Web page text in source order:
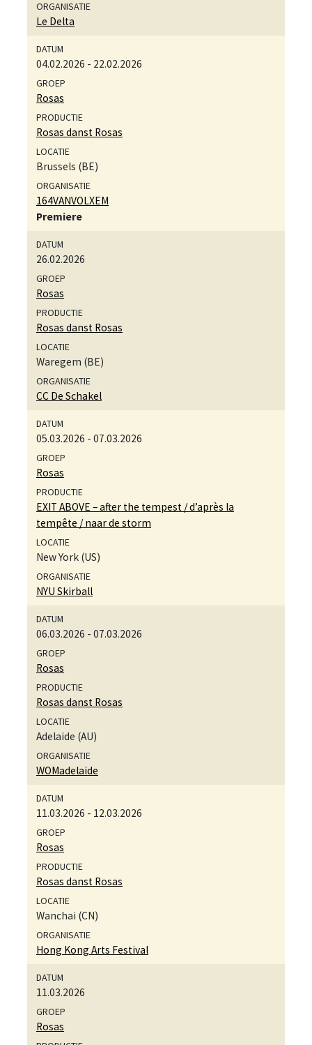
Le Delta
04.02.2026 - 22.02.2026
Rosas
Rosas danst Rosas
Brussels (BE)
164VANVOLXEM
Premiere
26.02.2026
Rosas
Rosas danst Rosas
Waregem (BE)
CC De Schakel
05.03.2026 - 07.03.2026
Rosas
EXIT ABOVE – after the tempest / d’après la
tempête / naar de storm
New York (US)
NYU Skirball
06.03.2026 - 07.03.2026
Rosas
Rosas danst Rosas
Adelaide (AU)
WOMadelaide
11.03.2026 - 12.03.2026
Rosas
Rosas danst Rosas
Wanchai (CN)
Hong Kong Arts Festival
11.03.2026
Rosas